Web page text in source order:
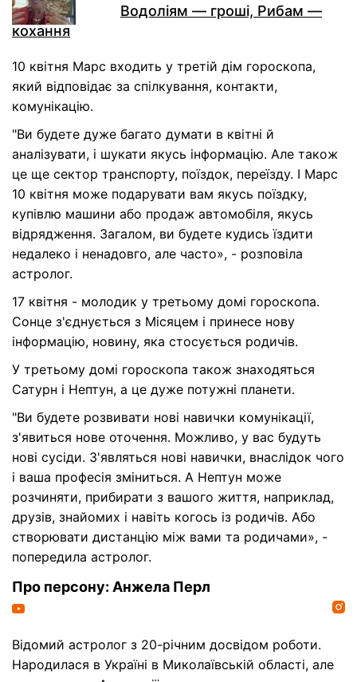
Водоліям — гроші, Рибам —
кохання
10 квітня Марс входить у третій дім гороскопа,
який відповідає за спілкування, контакти,
комунікацію.
"Ви будете дуже багато думати в квітні й
аналізувати, і шукати якусь інформацію. Але також
це ще сектор транспорту, поїздок, переїзду. І Марс
10 квітня може подарувати вам якусь поїздку,
купівлю машини або продаж автомобіля, якусь
відрядження. Загалом, ви будете кудись їздити
недалеко і ненадовго, але часто», - розповіла
астролог.
17 квітня - молодик у третьому домі гороскопа.
Сонце з'єднується з Місяцем і принесе нову
інформацію, новину, яка стосується родичів.
У третьому домі гороскопа також знаходяться
Сатурн і Нептун, а це дуже потужні планети.
"Ви будете розвивати нові навички комунікації,
з'явиться нове оточення. Можливо, у вас будуть
нові сусіди. З'являться нові навички, внаслідок чого
і ваша професія зміниться. А Нептун може
розчиняти, прибирати з вашого життя, наприклад,
друзів, знайомих і навіть когось із родичів. Або
створювати дистанцію між вами та родичами», -
попередила астролог.
Про персону: Анжела Перл
Відомий астролог з 20-річним досвідом роботи.
Народилася в Україні в Миколаївській області, але